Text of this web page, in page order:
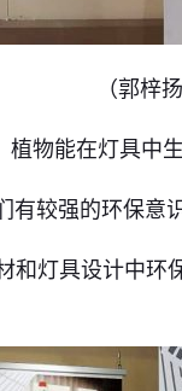
（郭梓
物能在灯具中生
较强的环保意
和灯具设计中